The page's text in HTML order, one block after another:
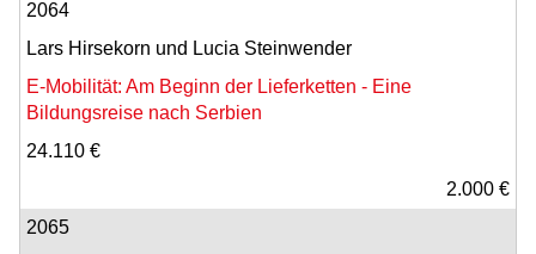
2064
Lars Hirsekorn und Lucia Steinwender
E-Mobilität: Am Beginn der Lieferketten - Eine
Bildungsreise nach Serbien
24.110 €
2.000 €
2065